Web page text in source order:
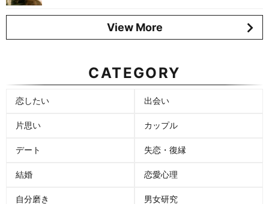
View More
CATEGORY
恋したい 出会い
片思い カップル
デート 失恋・復縁
結婚 恋愛心理
自分磨き 男女研究